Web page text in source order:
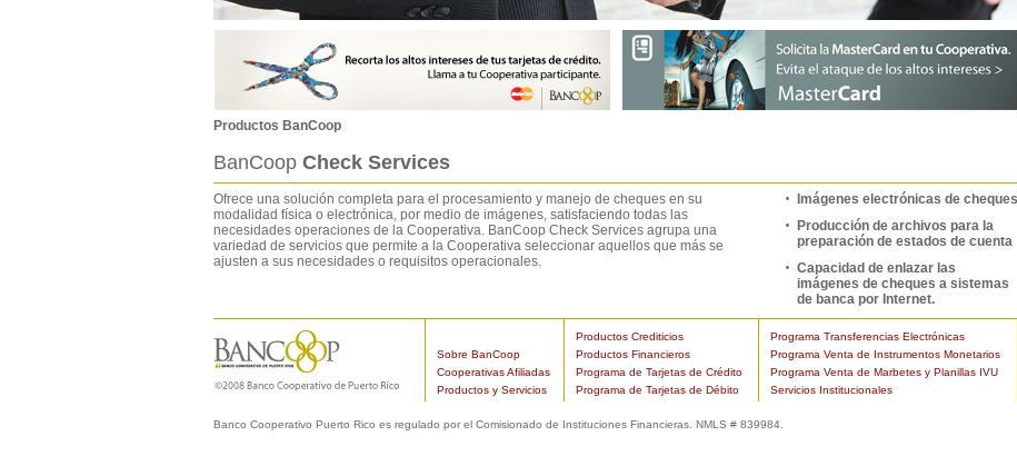
Productos BanCoop
BanCoop Check Services
Ofrece una solución completa para el procesamiento y manejo de cheques en su
modalidad física o electrónica, por medio de imágenes, satisfaciendo todas las
necesidades operaciones de la Cooperativa. BanCoop Check Services agrupa una
variedad de servicios que permite a la Cooperativa seleccionar aquellos que más se
ajusten a sus necesidades o requisitos operacionales.
Imágenes electrónicas de cheques
Producción de archivos para la
preparación de estados de cuenta
Capacidad de enlazar las
imágenes de cheques a sistemas
de banca por Internet.
Sobre BanCoop
Cooperativas Afiliadas
Productos y Servicios
Productos Crediticios
Productos Financieros
Programa de Tarjetas de Crédito
Programa de Tarjetas de Débito
Programa Transferencias Electrónicas
Programa Venta de Instrumentos Monetarios
Programa Venta de Marbetes y Planillas IVU
Servicios Institucionales
Banco Cooperativo Puerto Rico es regulado por el Comisionado de Instituciones Financieras. NMLS # 839984.